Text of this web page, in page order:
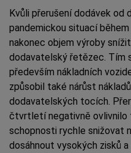
Kvůli přerušení dodávek od
pandemickou situací
nakonec objem výroby
dodavatelský řetězec. Tím
především nákladních
způsobil také nárůst
dodavatelských tocích.
čtvrtletí negativně ovlivnilo
schopnosti rychle snižovat
dosáhnout vysokých zisků